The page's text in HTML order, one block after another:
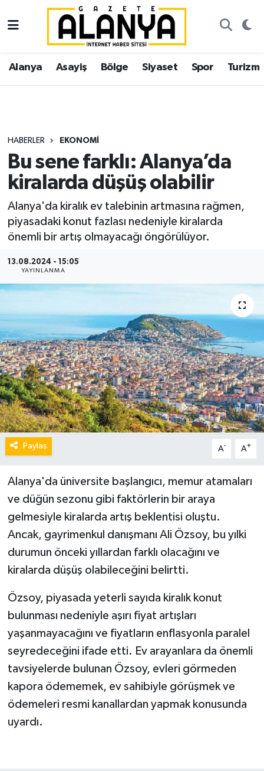
Alanya Asayiş Bölge Siyaset Spor Turizm
HABERLER EKONOMI
Bu sene farklı: Alanya’da
kiralarda düşüş olabilir
Alanya'da kiralık ev talebinin artmasına rağmen,
piyasadaki konut fazlası nedeniyle kiralarda
önemli bir artış olmayacağı öngörülüyor.
13.08.2024 - 15:05
YAYINLANMA
Paylaş A- A+
Alanya'da üniversite başlangıcı, memur atamaları
ve düğün sezonu gibi faktörlerin bir araya
gelmesiyle kiralarda artış beklentisi oluştu.
Ancak, gayrimenkul danışmanı Ali Özsoy, bu yılki
durumun önceki yıllardan farklı olacağını ve
kiralarda düşüş olabileceğini belirtti.
Özsoy, piyasada yeterli sayıda kiralık konut
bulunması nedeniyle aşırı fiyat artışları
yaşanmayacağını ve fiyatların enflasyonla paralel
seyredeceğini ifade etti. Ev arayanlara da önemli
tavsiyelerde bulunan Özsoy, evleri görmeden
kapora ödememek, ev sahibiyle görüşmek ve
ödemeleri resmi kanallardan yapmak konusunda
uyardı.
Alanya
Asayiş
Siyaset
Spor
Ekonomi
İstanbul Nöbetçi Eczaneler
İstanbul Hava Durumu
Süper Lig Puan Durumu ve Fikstür
Tüm Manşetler
Son Dakika Haberleri
Haber Arşivi